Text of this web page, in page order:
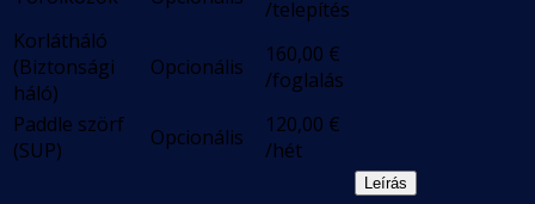
/telepítés
Korlátháló
(Biztonsági
háló)
Opcionális 160,00 €
/foglalás
Paddle szörf
(SUP)
Opcionális 120,00 €
/hét
Leírás